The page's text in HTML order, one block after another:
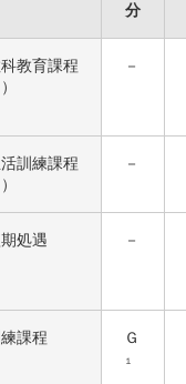
分
教育課程
－
訓練課程
－
処遇
－
課程 Ｇ
１